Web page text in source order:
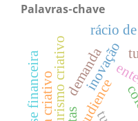
Palavras-chave
demanda
audience
turismo criativo inovação
rácio
crise financeira